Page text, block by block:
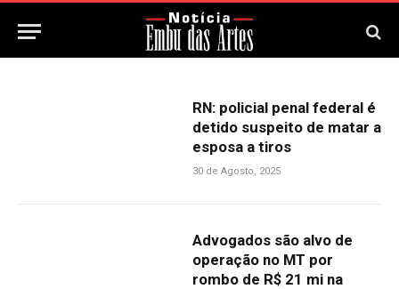
RN: policial penal federal é
detido suspeito de matar a
esposa a tiros
30 de Agosto, 2025
Advogados são alvo de
operação no MT por
rombo de R$ 21 mi na